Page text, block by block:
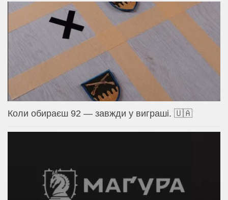
Коли обираєш 92 — завжди у виграші. 🇺🇦